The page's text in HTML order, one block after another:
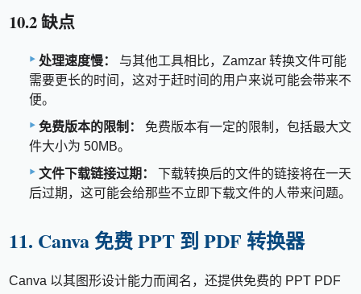
10.2 缺点
处理速度慢：
与其他工具相比，Zamzar 转换文件可能
需要更长的时间，这对于赶时间的用户来说可能会带来不
便。
免费版本的限制：
免费版本有一定的限制，包括最大文
件大小为 50MB。
文件下载链接过期：
下载转换后的文件的链接将在一天
后过期，这可能会给那些不立即下载文件的人带来问题。
11. Canva 免费 PPT 到 PDF 转换器
Canva 以其图形设计能力而闻名，还提供免费的 PPT PDF